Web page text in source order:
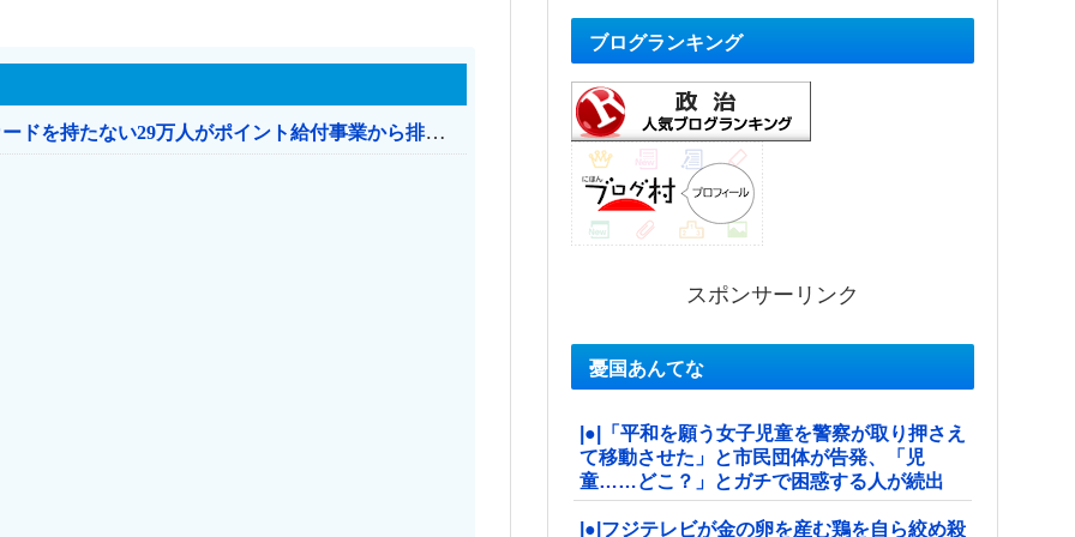
共産党「これは酷い…京都市でマイナンバーカードを持たない29万人がポイント給付事業から排除された」
ブログランキング
スポンサーリンク
憂国あんてな
|●|「平和を願う女子児童を警察が取り押さえ
て移動させた」と市民団体が告発、「児
童……どこ？」とガチで困惑する人が続出
|●|フジテレビが金の卵を産む鶏を自ら絞め殺